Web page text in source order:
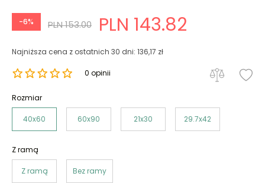
-6% PLN 153.00 PLN 143.82
Najniższa cena z ostatnich 30 dni: 136,17 zł
0 opinii
Rozmiar
40x60 60x90 21x30 29.7x42
Z ramą
Z ramą Bez ramy